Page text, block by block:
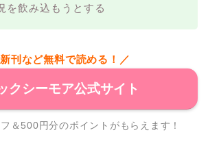
を飲み込もうとする
刊など無料で読める！／
クシーモア公式サイト
＆500円分のポイントがもらえます！